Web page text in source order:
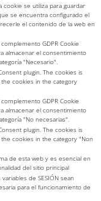
cookie se utiliza para guardar
se encuentra configurado el
el contenido de la web en
GDPR Cookie
almacenar el consentimiento
"Necesario".
plugin. The cookies is
cookies in the category
GDPR Cookie
almacenar el consentimiento
"No necesarias".
plugin. The cookies is
cookies in the category "Non
de esta web y es esencial en
del sitio principal
de SESIÓN sean
para el funcionamiento de